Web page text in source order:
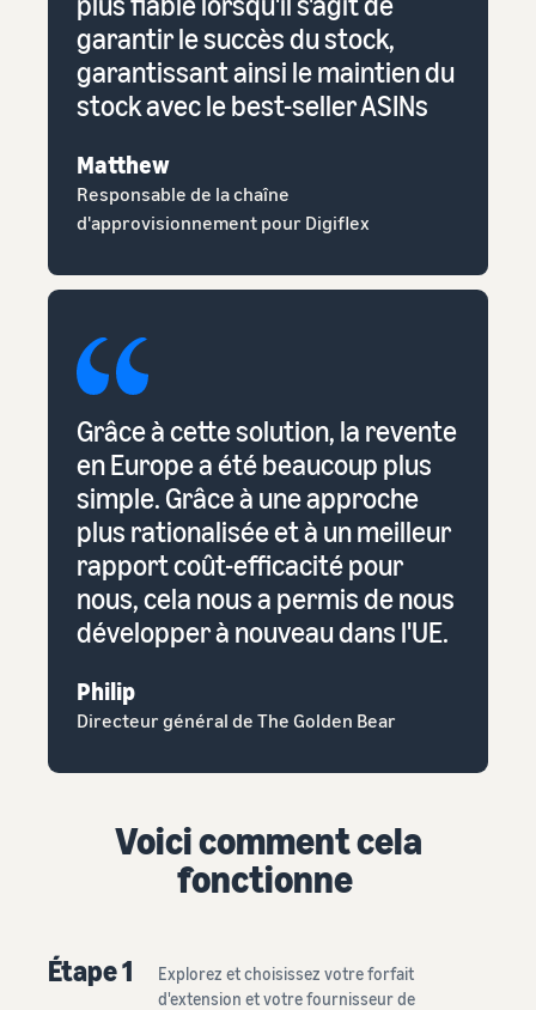
garantir le succès du stock,
garantissant ainsi le maintien du
stock avec le best-seller ASINs
Matthew
Responsable de la chaîne
d'approvisionnement pour Digiflex
Grâce à cette solution, la revente
en Europe a été beaucoup plus
simple. Grâce à une approche
plus rationalisée et à un meilleur
rapport coût-efficacité pour
nous, cela nous a permis de nous
développer à nouveau dans l'UE.
Philip
Directeur général de The Golden Bear
Voici comment cela
fonctionne
Étape 1
Explorez et choisissez votre forfait
d'extension et votre fournisseur de